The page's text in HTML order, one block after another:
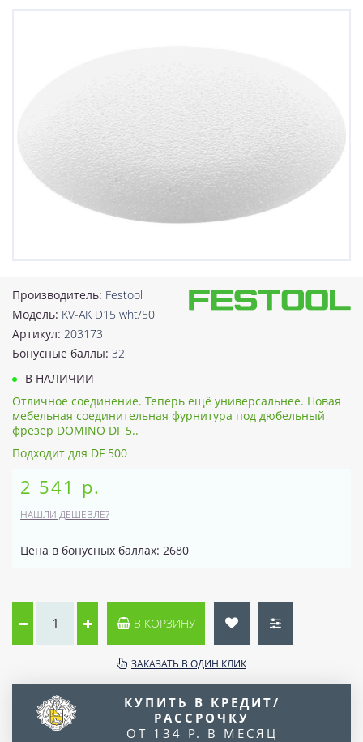
Производитель: Festool
Модель: KV-AK D15 wht/50
Артикул: 203173
Бонусные баллы: 32
В НАЛИЧИИ
Отличное соединение. Теперь ещё универсальнее. Новая
мебельная соединительная фурнитура под дюбельный
фрезер DOMINO DF 5..
Подходит для DF 500
2 541 р.
НАШЛИ ДЕШЕВЛЕ?
Цена в бонусных баллах: 2680
В КОРЗИНУ
ЗАКАЗАТЬ В ОДИН КЛИК
КУПИТЬ В КРЕДИТ/
РАССРОЧКУ
ОТ 134 Р. В МЕСЯЦ